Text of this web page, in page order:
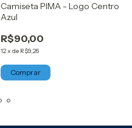
Camiseta PIMA - Logo Centro
Azul
R$90,00
12x de R$9,26
Comprar